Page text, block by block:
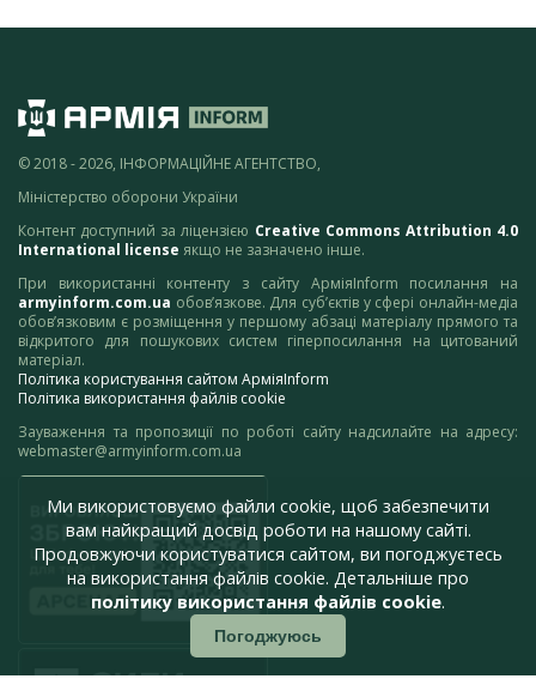
© 2018 - 2026, ІНФОРМАЦІЙНЕ АГЕНТСТВО,
Міністерство оборони України
Контент доступний за ліцензією Creative Commons Attribution 4.0
International license якщо не зазначено інше.
При використанні контенту з сайту АрміяInform посилання на
armyinform.com.ua обов’язкове. Для суб’єктів у сфері онлайн-медіа
обов’язковим є розміщення у першому абзаці матеріалу прямого та
відкритого для пошукових систем гіперпосилання на цитований
матеріал.
Політика користування сайтом АрміяInform
Політика використання файлів cookie
Зауваження та пропозиції по роботі сайту надсилайте на адресу:
webmaster@armyinform.com.ua
Ми використовуємо файли cookie, щоб забезпечити
вам найкращий досвід роботи на нашому сайті.
Продовжуючи користуватися сайтом, ви погоджуєтесь
на використання файлів cookie. Детальніше про
політику використання файлів cookie.
Погоджуюсь